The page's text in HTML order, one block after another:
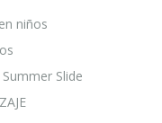
niños
Slide